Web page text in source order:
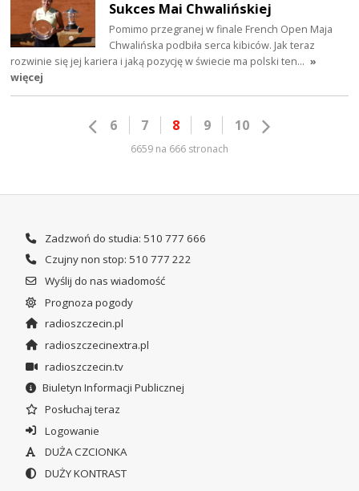
Sukces Mai Chwalińskiej
Pomimo przegranej w finale French Open Maja
Chwalińska podbiła serca kibiców. Jak teraz
rozwinie się jej kariera i jaką pozycję w świecie ma polski ten… »
więcej
6 7 8 9 10
6659 na 666 stronach
Zadzwoń do studia: 510 777 666
Czujny non stop: 510 777 222
Wyślij do nas wiadomość
Prognoza pogody
radioszczecin.pl
radioszczecinextra.pl
radioszczecin.tv
Biuletyn Informacji Publicznej
Posłuchaj teraz
Logowanie
DUŻA CZCIONKA
DUŻY KONTRAST